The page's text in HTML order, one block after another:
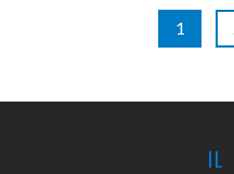
1
IL